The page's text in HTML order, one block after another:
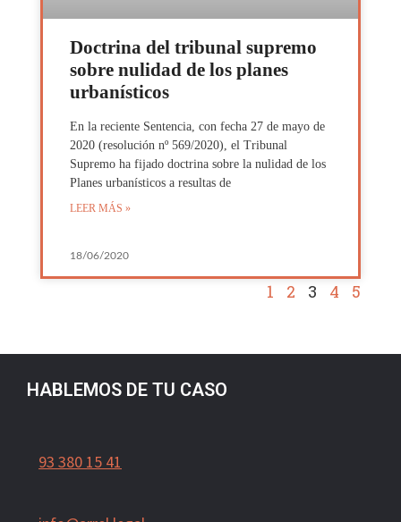
Doctrina del tribunal supremo
sobre nulidad de los planes
urbanísticos
En la reciente Sentencia, con fecha 27 de mayo de
2020 (resolución nº 569/2020), el Tribunal
Supremo ha fijado doctrina sobre la nulidad de los
Planes urbanísticos a resultas de
LEER MÁS »
18/06/2020
1 2 3 4 5
HABLEMOS DE TU CASO
93 380 15 41